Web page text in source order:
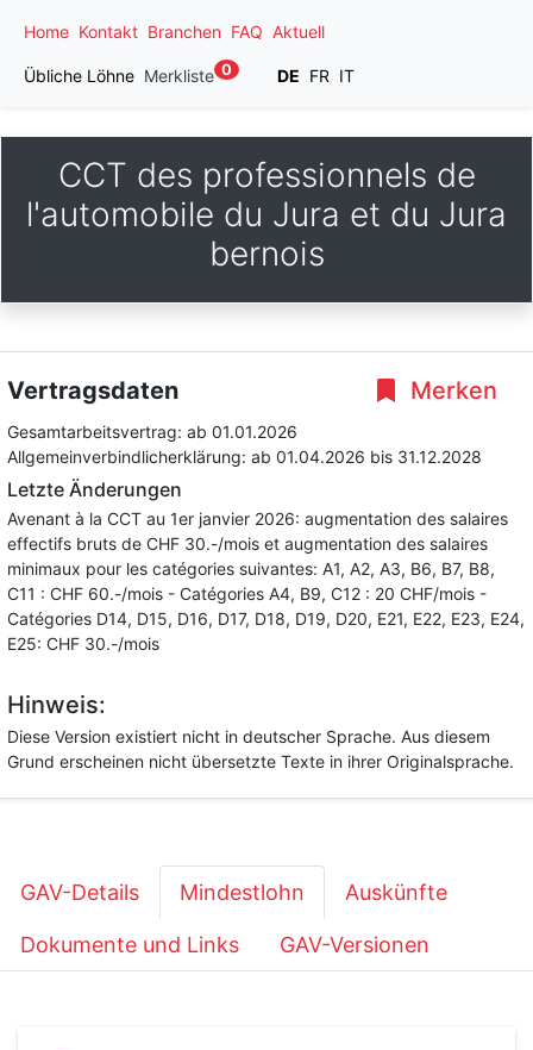
Home Kontakt Branchen FAQ Aktuell
Übliche Löhne Merkliste 0 DE FR IT
CCT des professionnels de
l'automobile du Jura et du Jura
bernois
Merken
Vertragsdaten
Gesamtarbeitsvertrag: ab 01.01.2026
Allgemeinverbindlicherklärung: ab 01.04.2026 bis 31.12.2028
Letzte Änderungen
Avenant à la CCT au 1er janvier 2026: augmentation des salaires
effectifs bruts de CHF 30.-/mois et augmentation des salaires
minimaux pour les catégories suivantes: A1, A2, A3, B6, B7, B8,
C11 : CHF 60.-/mois - Catégories A4, B9, C12 : 20 CHF/mois -
Catégories D14, D15, D16, D17, D18, D19, D20, E21, E22, E23, E24,
E25: CHF 30.-/mois
Hinweis:
Diese Version existiert nicht in deutscher Sprache. Aus diesem
Grund erscheinen nicht übersetzte Texte in ihrer Originalsprache.
GAV-Details Mindestlohn Auskünfte
Dokumente und Links GAV-Versionen